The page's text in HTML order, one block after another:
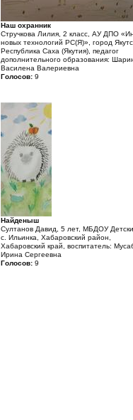
Наш охранник
Стручкова Лилия, 2 класс, АУ ДПО
новых технологий РС(Я)», город
Республика Саха (Якутия), педагог
дополнительного образования:
Василена Валериевна
Голосов: 9
Найденыш
Султанов Давид, 5 лет, МБДОУ
с. Ильинка, Хабаровский район,
Хабаровский край, воспитатель:
Ирина Сергеевна
Голосов: 9